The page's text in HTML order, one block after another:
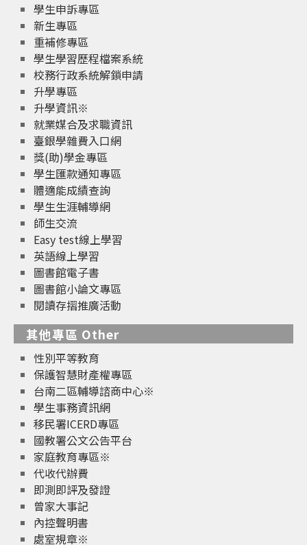
學生申訴專區
新生專區
重補修專區
學生學習歷程檔案系統
校務行政系統解鎖申請
升學專區
升學資訊※
就業媒合及求職資訊
臺銀學雜費入口網
獎(助)學金專區
學生匯款通知專區
體適能成績查詢
學生生涯輔導網
師生交流
Easy test線上學習
英語線上學習
圖書館電子書
圖書館小論文專區
閱讀存摺推廣活動
其他專區 Other
性別平等教育
保護智慧財產權專區
台南二區輔導諮商中心※
學生事務資訊網
移民署ICERD專區
國教署公文公告平台
家庭教育專區※
代收代辦費
即測即評及發證
曾家大事記
內控聲明書
處室規章※